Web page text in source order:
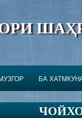
БА